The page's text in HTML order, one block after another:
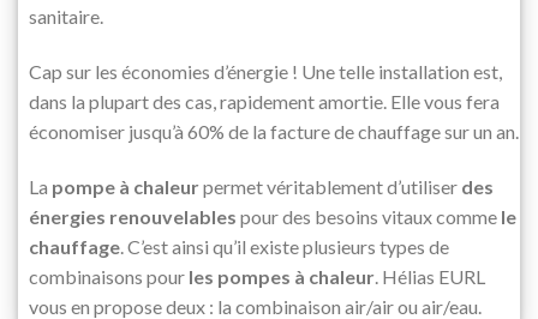
sanitaire.
Cap sur les économies d’énergie ! Une telle installation est,
dans la plupart des cas, rapidement amortie. Elle vous fera
économiser jusqu’à 60% de la facture de chauffage sur un an.
La pompe à chaleurpermet véritablement d’utiliser des
énergies renouvelables pour des besoins vitaux comme le
chauffage. C’est ainsi qu’il existe plusieurs types de
combinaisons pour les pompes à chaleur. Hélias EURL
vous en propose deux : la combinaison air/air ou air/eau.